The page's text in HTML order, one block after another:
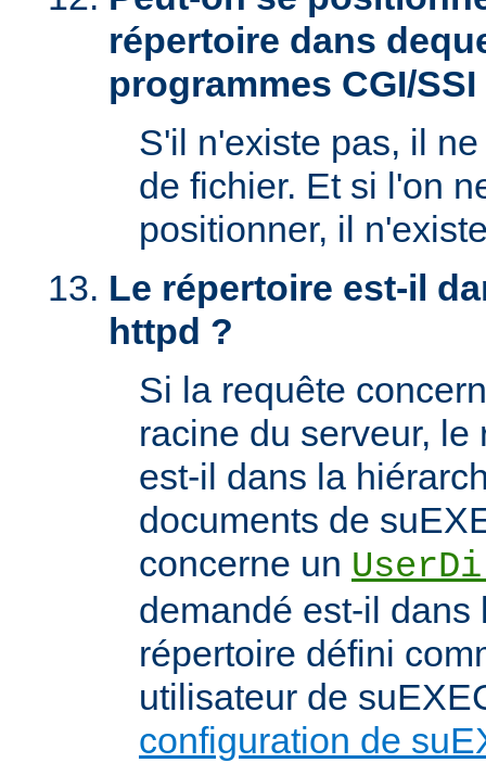
répertoire dans
programmes CGI/SSI
S'il n'existe pas, il
de fichier. Et si l'on
positionner, il
Le répertoire est-il
httpd ?
Si la requête
racine du serveur,
est-il dans la
documents de
concerne un
demandé est-il dans
répertoire défini
utilisateur de
configuration de